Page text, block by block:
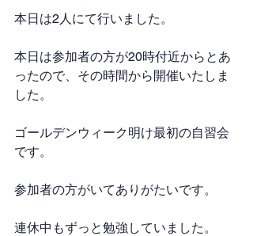
本日は2人にて行いました。
本日は参加者の方が20時付近からとあ
ったので、その時間から開催いたしま
した。
ゴールデンウィーク明け最初の自習会
です。
参加者の方がいてありがたいです。
連休中もずっと勉強していました。